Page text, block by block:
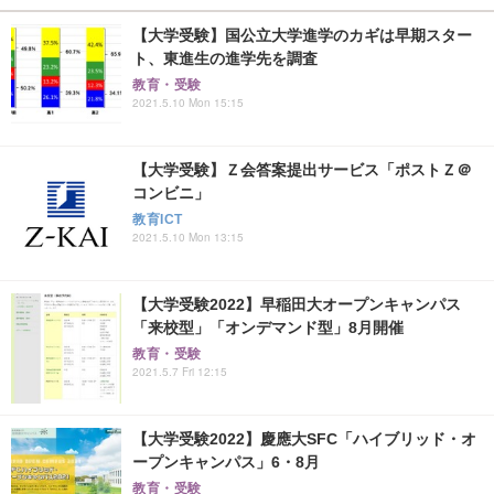
【大学受験】国公立大学進学のカギは早期スター
ト、東進生の進学先を調査
教育・受験
2021.5.10 Mon 15:15
【大学受験】Ｚ会答案提出サービス「ポストＺ＠
コンビニ」
教育ICT
2021.5.10 Mon 13:15
【大学受験2022】早稲田大オープンキャンパス
「来校型」「オンデマンド型」8月開催
教育・受験
2021.5.7 Fri 12:15
【大学受験2022】慶應大SFC「ハイブリッド・オ
ープンキャンパス」6・8月
教育・受験